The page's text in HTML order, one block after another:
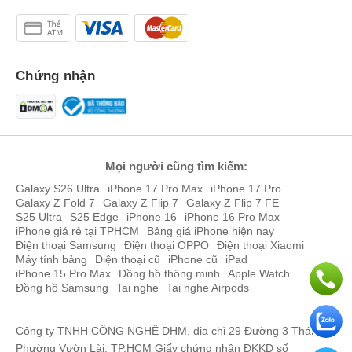
vực từ quay phim sáng tạo nội dung, quay vlog, quay ngoài trời cho
tới phỏng vấn, làm phóng sự, học trực tuyến...
- Một số loại phải cần có thiết bị hỗ trợ (nguồn Phantom 48V,
Sound card hoặc mixer) trong khi đó nếu bạn sử dụng loại micro
USB thì cắm vào máy tính là có thể dùng ngay.
Sử dụng micro thu âm của hãng nào tốt nhất?
Trên thị trường hiện nay có khá nhiều loại mic thu âm cùng mức giá
đa dạng phù hợp với từng đối tượng người dùng. Trong bài viết
dưới đây, chúng ta sẽ cùng tổng hợp khách quan về các loại micro
được đánh giá là tốt nhất, giá hợp lý nhất.
Mic thu âm AKG
AKG là một thương hiệu hàng đầu thuộc Harman/Samsung, nổi
tiếng với các dòng micro phòng thu và biểu diễn chuyên nghiệp, có
trụ sở chính tại Đức. Đây chính là “cha đẻ” của các dòng micro nổi
tiếng D12, C12, C414 quen thuộc với nhiều người dùng.
Chứng nhận
Mọi người cũng tìm kiếm:
Galaxy S26 Ultra iPhone 17 Pro Max
iPhone 17 Pro
Galaxy Z Fold 7
Galaxy Z Flip 7
Galaxy Z Flip 7 FE
S25 Ultra
S25 Edge iPhone 16
iPhone 16 Pro Max
iPhone giá rẻ tại TPHCM
Bảng giá iPhone hiện nay
Điện thoại Samsung
Điện thoại OPPO
Điện thoại Xiaomi
Máy tính bảng
Điện thoại cũ iPhone cũ
iPad
iPhone 15 Pro Max
Đồng hồ thông minh
Apple Watch
Đồng hồ Samsung
Tai nghe Tai nghe Airpods
Công ty TNHH CÔNG NGHỆ DHM, địa chỉ 29 Đường 3 Tháng 2,
Phường Vườn Lài, TP.HCM Giấy chứng nhận ĐKKD số